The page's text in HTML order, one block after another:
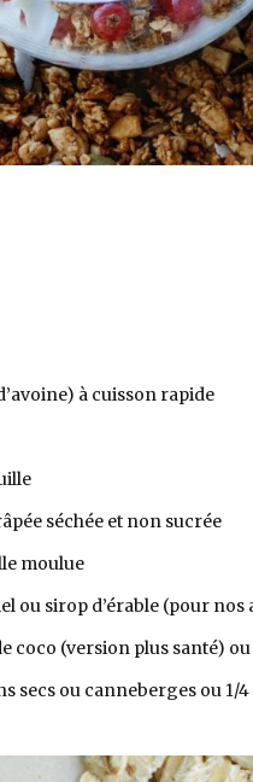
à cuisson rapide
séchée et non sucrée
moulue
ou sirop d’érable (pour nos
coco (version plus santé)
secs ou canneberges ou